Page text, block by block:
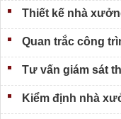
Thiết kế nhà
Quan trắc công
Tư vấn giám sát
Kiểm định nhà